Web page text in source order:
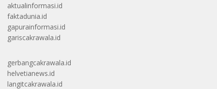
aktualinformasi.id
faktadunia.id
gapurainformasi.id
gariscakrawala.id
gerbangcakrawala.id
helvetianews.id
langitcakrawala.id